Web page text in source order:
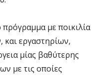
με ποικιλία
εργαστηρίων,
μίας βαθύτερης
με τις οποίες